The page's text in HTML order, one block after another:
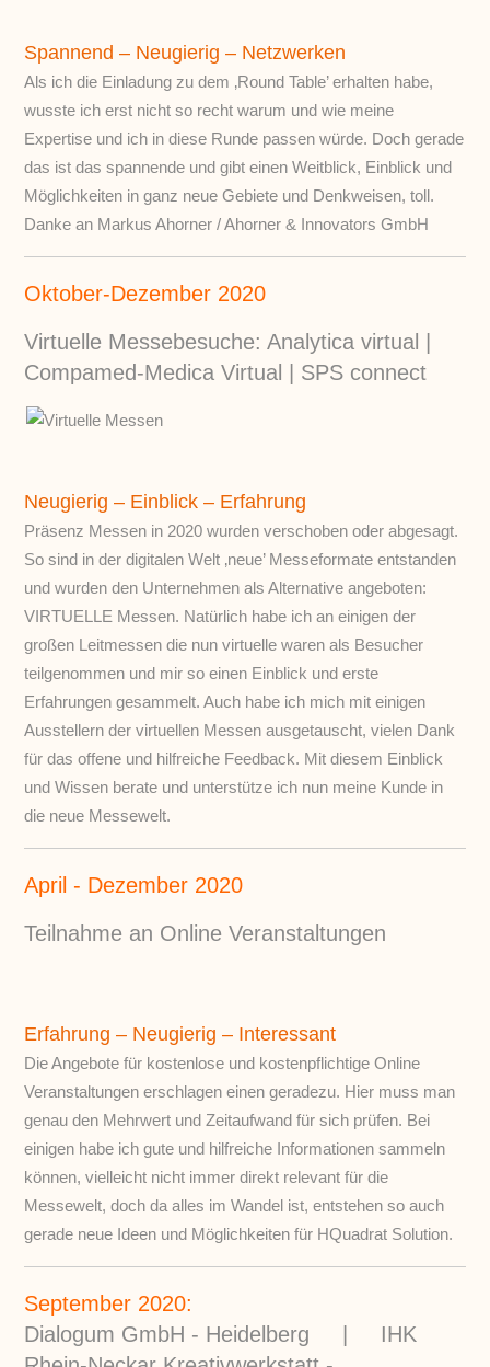
Spannend – Neugierig – Netzwerken
Als ich die Einladung zu dem ‚Round Table’ erhalten habe,
wusste ich erst nicht so recht warum und wie meine
Expertise und ich in diese Runde passen würde. Doch gerade
das ist das spannende und gibt einen Weitblick, Einblick und
Möglichkeiten in ganz neue Gebiete und Denkweisen, toll.
Danke an Markus Ahorner / Ahorner & Innovators GmbH
Oktober-Dezember 2020
Virtuelle Messebesuche: Analytica virtual |
Compamed-Medica Virtual |
SPS connect
Neugierig – Einblick – Erfahrung
Präsenz Messen in 2020 wurden verschoben oder abgesagt.
So sind in der digitalen Welt ‚neue’ Messeformate entstanden
und wurden den Unternehmen als Alternative angeboten:
VIRTUELLE Messen. Natürlich habe ich an einigen der
großen Leitmessen die nun virtuelle waren als Besucher
teilgenommen und mir so einen Einblick und erste
Erfahrungen gesammelt. Auch habe ich mich mit einigen
Ausstellern der virtuellen Messen ausgetauscht, vielen Dank
für das offene und hilfreiche Feedback. Mit diesem Einblick
und Wissen berate und unterstütze ich nun meine Kunde in
die neue Messewelt.
April - Dezember 2020
Teilnahme an Online Veranstaltungen
Erfahrung – Neugierig – Interessant
Die Angebote für kostenlose und kostenpflichtige Online
Veranstaltungen erschlagen einen geradezu. Hier muss man
genau den Mehrwert und Zeitaufwand für sich prüfen. Bei
einigen habe ich gute und hilfreiche Informationen sammeln
können, vielleicht nicht immer direkt relevant für die
Messewelt, doch da alles im Wandel ist, entstehen so auch
gerade neue Ideen und Möglichkeiten für HQuadrat Solution.
September 2020:
Dialogum GmbH - Heidelberg | IHK